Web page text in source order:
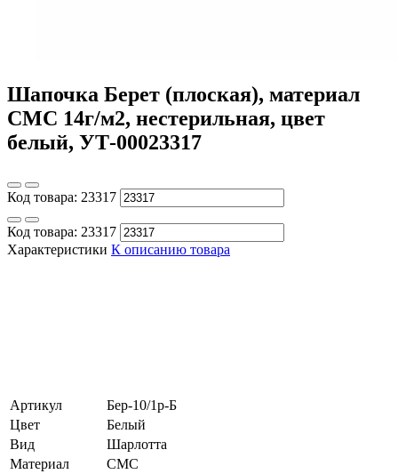
Шапочка Берет (плоская), материал
СМС 14г/м2, нестерильная, цвет
белый, УТ-00023317
Код товара: 23317
Код товара: 23317
Характеристики К описанию товара
Артикул
Бер-10/1р-Б
Цвет
Белый
Вид
Шарлотта
Материал
СМС